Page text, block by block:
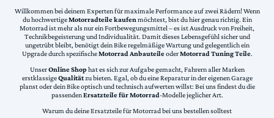
Willkommen bei deinem Experten für maximale Performance auf zwei Rädern! Wenn
du hochwertigeMotorradteile kaufen möchtest, bist du hier genau richtig. Ein
Motorrad ist mehr als nur ein Fortbewegungsmittel – es ist Ausdruck von Freiheit,
Technikbegeisterung und Individualität. Damit dieses Lebensgefühl sicher und
ungetrübt bleibt, benötigt dein Bike regelmäßige Wartung und gelegentlich ein
Upgrade durch spezifischeMotorrad AnbauteileoderMotorrad Tuning Teile.
UnserOnline Shophat es sich zur Aufgabe gemacht, Fahrern aller Marken
erstklassigeQualitätzu bieten. Egal, ob du eine Reparatur in der eigenen Garage
planst oder dein Bike optisch und technisch aufwerten willst: Bei uns findest du die
passendenErsatzteile für Motorrad-Modelle jeglicher Art.
Warum du deine Ersatzteile für Motorrad bei uns bestellen solltest